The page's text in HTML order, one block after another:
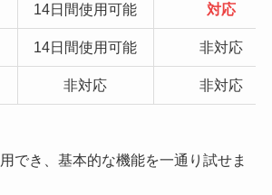
14日間使用可能 対応
14日間使用可能 非対応
非対応 非対応
でき、基本的な機能を一通り試せま